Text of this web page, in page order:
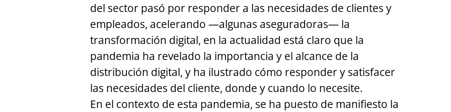
del sector pasó por responder a las necesidades de clientes y
empleados, acelerando —algunas aseguradoras— la
transformación digital, en la actualidad está claro que la
pandemia ha revelado la importancia y el alcance de la
distribución digital, y ha ilustrado cómo responder y satisfacer
las necesidades del cliente, donde y cuando lo necesite.
En el contexto de esta pandemia, se ha puesto de manifiesto la